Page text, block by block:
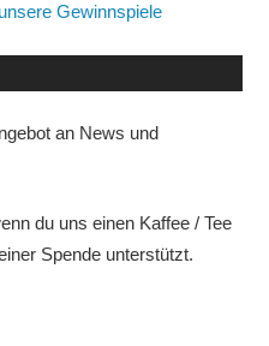
Gewinnspiele
an News und
du uns einen Kaffee / Tee
Spende unterstützt.